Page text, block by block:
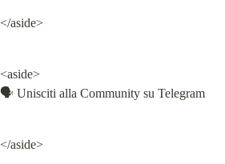
</aside>
<aside>
🗣 Unisciti alla Community su Telegram
</aside>